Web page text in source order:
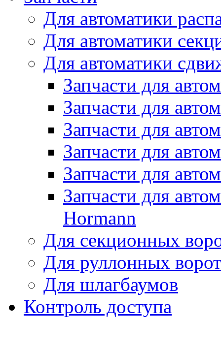
Для автоматики
Для автоматики
Для автоматики
Запчасти для
Запчасти для
Запчасти для
Запчасти для
Запчасти для
Запчасти для
Hormann
Для секционных
Для руллонных ворот
Для шлагбаумов
Контроль доступа